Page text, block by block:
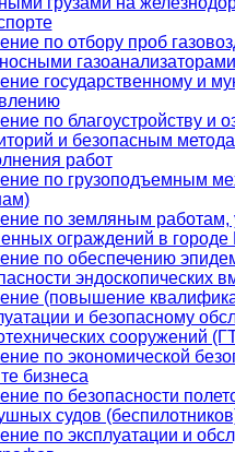
по отбору проб
государственному и
по благоустройству и
и безопасным
работ
по грузоподъемным
по земляным работам,
ограждений в городе
по обеспечению
эндоскопических
(повышение
и безопасному
сооружений
по экономической
бизнеса
по безопасности
судов
по эксплуатации и